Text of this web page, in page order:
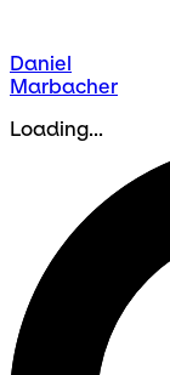
Daniel
Marbacher
Loading...